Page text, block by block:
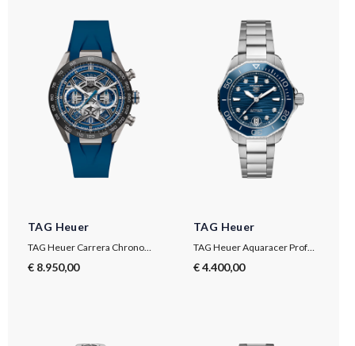
TAG Heuer
TAG Heuer Carrera Chronograph Extreme Sport
€ 8.950,00
TAG Heuer
TAG Heuer Aquaracer Professional 300
€ 4.400,00